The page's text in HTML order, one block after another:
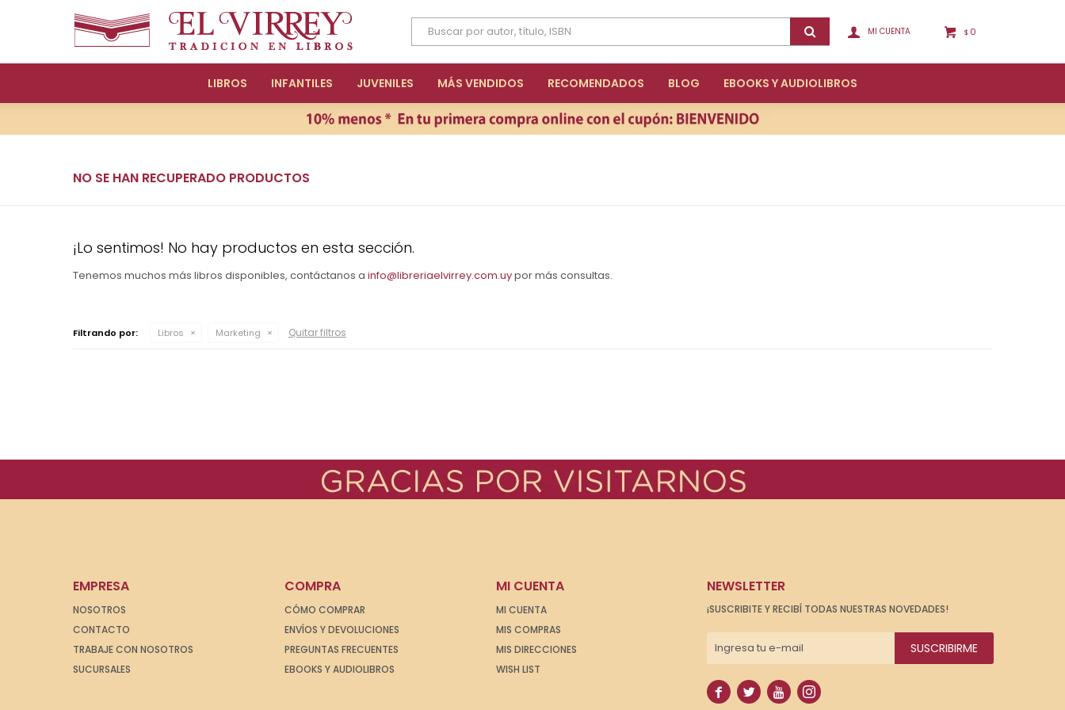
LIBROS INFANTILES JUVENILES MÁS VENDIDOS RECOMENDADOS BLOG EBOOKS Y AUDIOLIBROS
$ 0
NO SE HAN RECUPERADO PRODUCTOS
¡Lo sentimos! No hay productos en esta sección.
Tenemos muchos más libros disponibles, contáctanos a info@libreriaelvirrey.com.uypor más consultas.
Filtrando por: Libros Marketing Quitar filtros
EMPRESA
NOSOTROS
CONTACTO
TRABAJE CON NOSOTROS
SUCURSALES
COMPRA
CÓMO COMPRAR
ENVÍOS Y DEVOLUCIONES
PREGUNTAS FRECUENTES
EBOOKS Y AUDIOLIBROS
MI CUENTA
MI CUENTA
MIS COMPRAS
MIS DIRECCIONES
WISH LIST
NEWSLETTER
¡SUSCRIBITE Y RECIBÍ TODAS NUESTRAS NOVEDADES!
SUSCRIBIRME
   